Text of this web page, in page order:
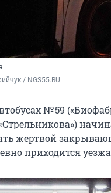
/ NGS55.RU
№ 59
жертвой
приходится